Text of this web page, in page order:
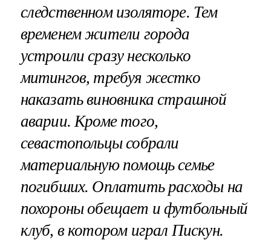
следственном изоляторе. Тем
временем жители города
устроили сразу несколько
митингов, требуя жестко
наказать виновника страшной
аварии. Кроме того,
севастопольцы собрали
материальную помощь семье
погибших. Оплатить расходы на
похороны обещает и футбольный
клуб, в котором играл Пискун.